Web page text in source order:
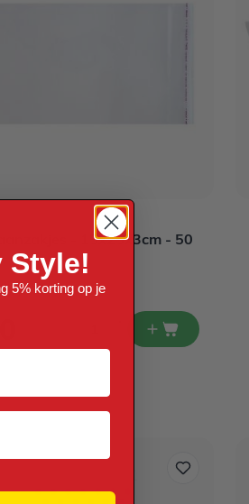
- 15x25x3cm - 50
50 stuks
Style!
5% korting op je